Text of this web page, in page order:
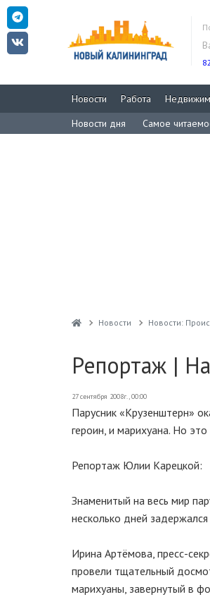
Новости Работа
Новости дня
Самое
Новости Новости:
Репортаж |
27 сентября 2008г., 00:00
Парусник «Крузенштерн»
героин, и марихуана. Но
Репортаж Юлии Карецкой:
Знаменитый на весь мир
несколько дней
Ирина Артёмова, пресс-
провели тщательный
марихуаны, завернутый в